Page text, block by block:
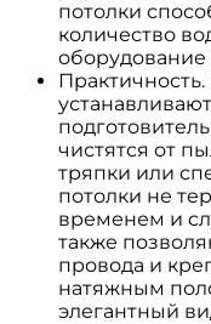
потолки
количество
чистятся от
тряпки или
потолки не
временем и
также
провода и
натяжным
элегантный